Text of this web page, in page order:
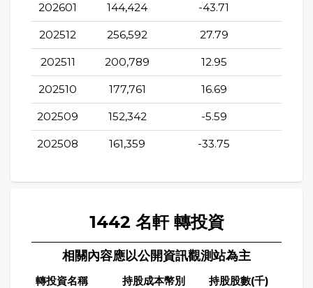
202601 144,424 -43.71
202512 256,592 27.79
202511 200,789 12.95
202510 177,761 16.69
202509 152,342 -5.59
202508 161,359 -33.75
1442 名軒 轉投資
相關內容應以公開資訊觀測站為主
轉投資名稱 持股成本幣別 持股股數(千)